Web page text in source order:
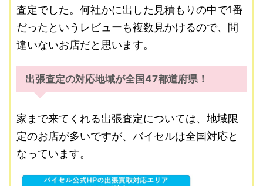
査定でした。何社かに出した見積もりの中で1番
だったというレビューも複数見かけるので、間
違いないお店だと思います。
出張査定の対応地域が全国47都道府県！
家まで来てくれる出張査定については、地域限
定のお店が多いですが、バイセルは全国対応と
なっています。